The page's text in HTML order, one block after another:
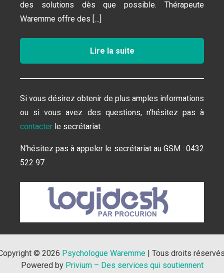
des solutions dès que possible. Thérapeute
Waremme offre des […]
Lire la suite
Si vous désirez obtenir de plus amples informations
ou si vous avez des questions, n’hésitez pas à
contacter le secrétariat.
N’hésitez pas à appeler le secrétariat au GSM : 0432
522 97.
© 2026 Psychologue Waremme | Tous droits
Powered by Privium – Des services qui soutiennent